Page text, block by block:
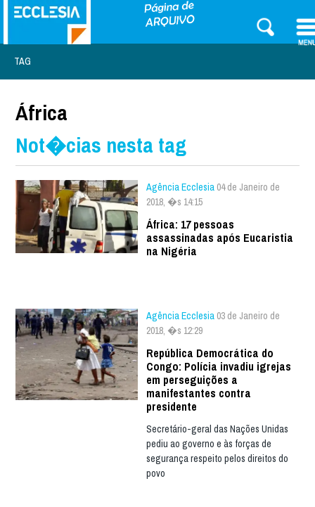
TAG
África
Not�cias nesta tag
Agência Ecclesia 04 de Janeiro de
2018, �s 14:15
África: 17 pessoas
assassinadas após Eucaristia
na Nigéria
Agência Ecclesia 03 de Janeiro de
2018, �s 12:29
República Democrática do
Congo: Polícia invadiu igrejas
em perseguições a
manifestantes contra
presidente
Secretário-geral das Nações Unidas
pediu ao governo e às forças de
segurança respeito pelos direitos do
povo